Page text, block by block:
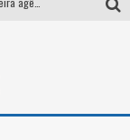
Suzy Brasil desembarca em Belo Horizonte nesta quinta-feira com o espetáculo “Uma Noite Horripilante”